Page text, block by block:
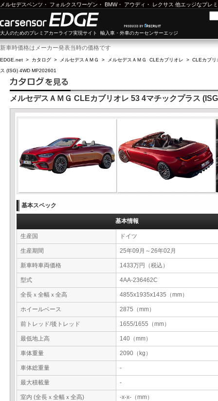
メルセデスベンツ ・ フォルクスワーゲン ・ BMW・ アウディ ・ レクサス 他エッジなプレ
大人のためのプレミアカーライフ実現サイト 輸入車・外車のカーセンサーエッジ
新車時価格はメーカー発表当時の価格です
EDGE.net > カタログ > メルセデスＡＭＧ > メルセデスＡＭＧ CLEカブリオレ > CLEカブリ
ス (ISG) 4WD MP202601
メルセデスＡＭＧ CLEカブリオレ 53 4マチックプラス
基本スペック
基本情報
生産国 ドイツ
生産期間 25年09月～26年02月
新車時車両価格 1433万円（税込）
型式 4AA-236462C
全長ｘ全幅ｘ全高 4855x1935x1435（mm）
ホイールベース 2875（mm）
前トレッド/後トレッド 1655/1655（mm）
最低地上高 140（mm）
車体重量 2090（kg）
車体総重量 -
最大積載量 -
室内 (全長ｘ全幅ｘ全高) -x-x-（mm）